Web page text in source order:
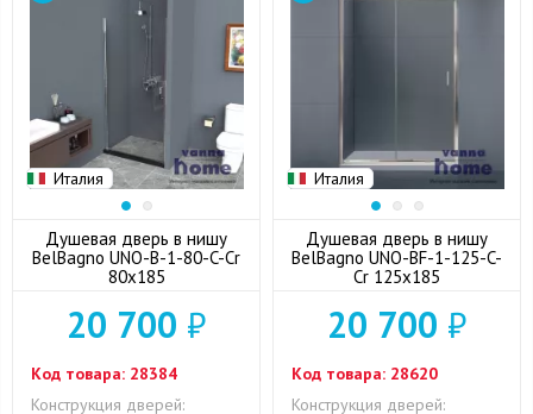
Италия
Душевая дверь в нишу
BelBagno UNO-B-1-80-C-Cr
80x185
20 700 ₽
Код товара: 28384
Конструкция дверей:
Италия
Душевая дверь в нишу
BelBagno UNO-BF-1-125-C-
Cr 125x185
20 700 ₽
Код товара: 28620
Конструкция дверей: